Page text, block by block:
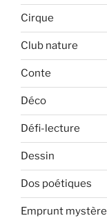
Cirque
Club nature
Conte
Déco
Défi-lecture
Dessin
Dos poétiques
Emprunt mystère